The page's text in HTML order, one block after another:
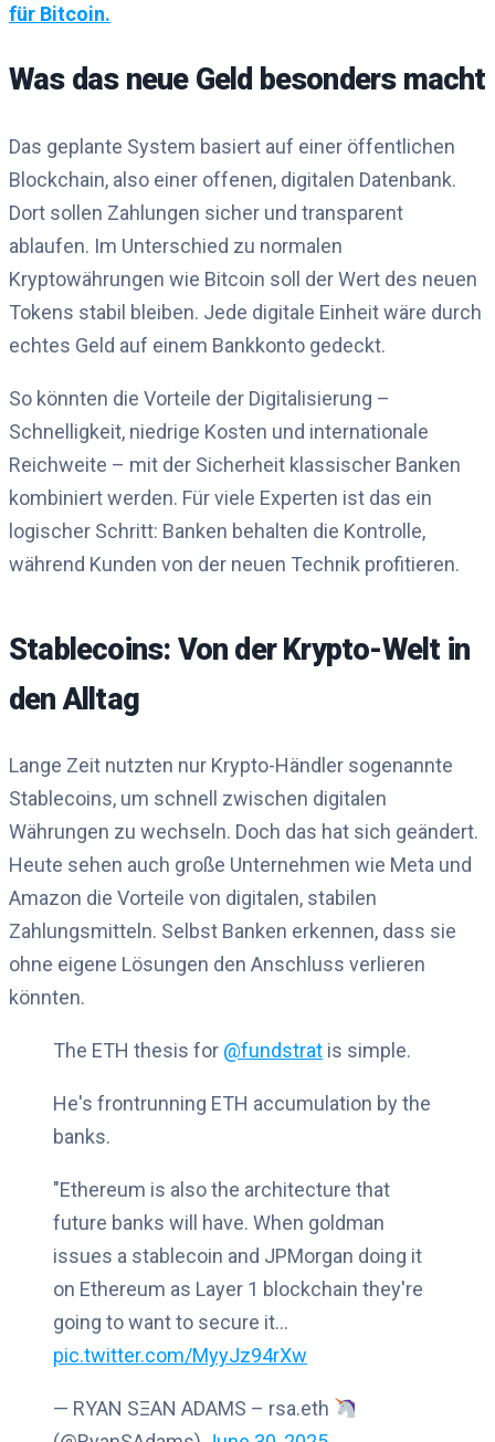
für Bitcoin.
Was das neue Geld besonders macht
Das geplante System basiert auf einer öffentlichen
Blockchain, also einer offenen, digitalen Datenbank.
Dort sollen Zahlungen sicher und transparent
ablaufen. Im Unterschied zu normalen
Kryptowährungen wie Bitcoin soll der Wert des neuen
Tokens stabil bleiben. Jede digitale Einheit wäre durch
echtes Geld auf einem Bankkonto gedeckt.
So könnten die Vorteile der Digitalisierung –
Schnelligkeit, niedrige Kosten und internationale
Reichweite – mit der Sicherheit klassischer Banken
kombiniert werden. Für viele Experten ist das ein
logischer Schritt: Banken behalten die Kontrolle,
während Kunden von der neuen Technik profitieren.
Stablecoins: Von der Krypto-Welt in
den Alltag
Lange Zeit nutzten nur Krypto-Händler sogenannte
Stablecoins, um schnell zwischen digitalen
Währungen zu wechseln. Doch das hat sich geändert.
Heute sehen auch große Unternehmen wie Meta und
Amazon die Vorteile von digitalen, stabilen
Zahlungsmitteln. Selbst Banken erkennen, dass sie
ohne eigene Lösungen den Anschluss verlieren
könnten.
The ETH thesis for @fundstrat is simple.
He's frontrunning ETH accumulation by the
banks.
"Ethereum is also the architecture that
future banks will have. When goldman
issues a stablecoin and JPMorgan doing it
on Ethereum as Layer 1 blockchain they're
going to want to secure it…
pic.twitter.com/MyyJz94rXw
— RYAN SΞAN ADAMS – rsa.eth